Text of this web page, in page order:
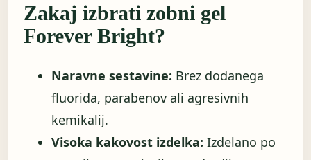
Zakaj izbrati zobni gel
Forever Bright?
Naravne sestavine: Brez dodanega
fluorida, parabenov ali agresivnih
kemikalij.
Visoka kakovost izdelka: Izdelano po